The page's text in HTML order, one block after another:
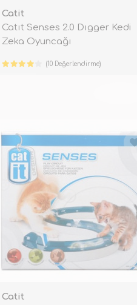
Catit
Catıt Senses 2.0 Dıgger Kedi
Zeka Oyuncağı
(10 Değerlendirme)
Catit